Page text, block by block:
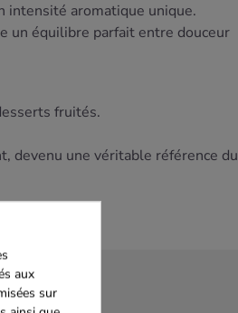
intensité aromatique unique.
un équilibre parfait entre douceur
fruités.
devenu une véritable référence du
aux
sur